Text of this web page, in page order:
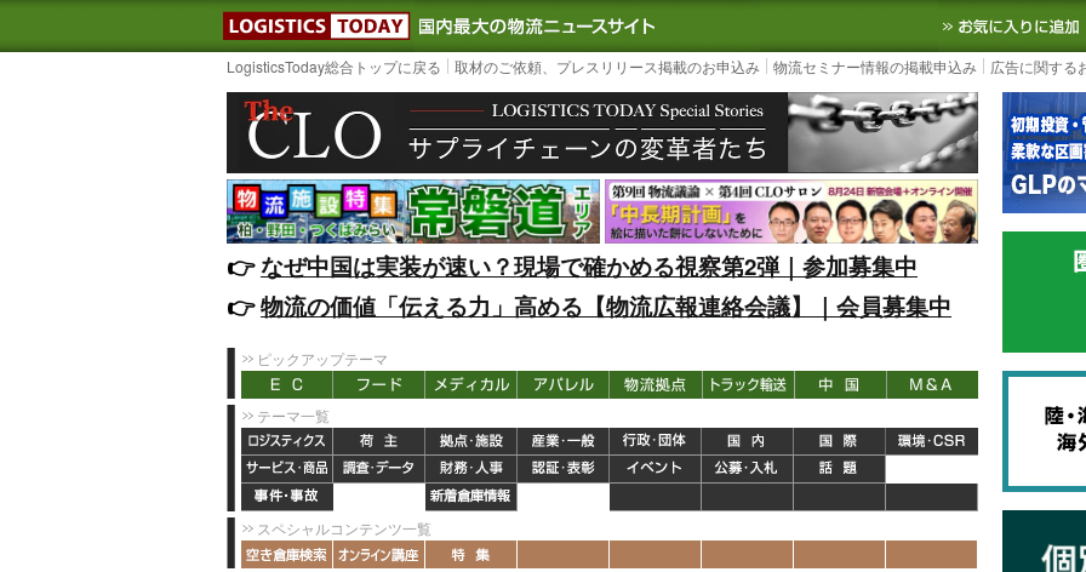
LOGISTICS TODAY｜国内最大の物流ニュースサイト3PL, SCMなど国内外の最新の物流
LogisticsToday総合トップに戻る 取材のご依頼、プレスリリース掲載のお申込み 物流セミナー情報の掲載申込み 広告に関する
👉️なぜ中国は実装が速い？現場で確かめる視察第2弾｜参加募集中
👉️物流の価値「伝える力」高める【物流広報連絡会議】｜会員募集中
ピックアップテーマ
テーマ一覧
スペシャルコンテンツ一覧